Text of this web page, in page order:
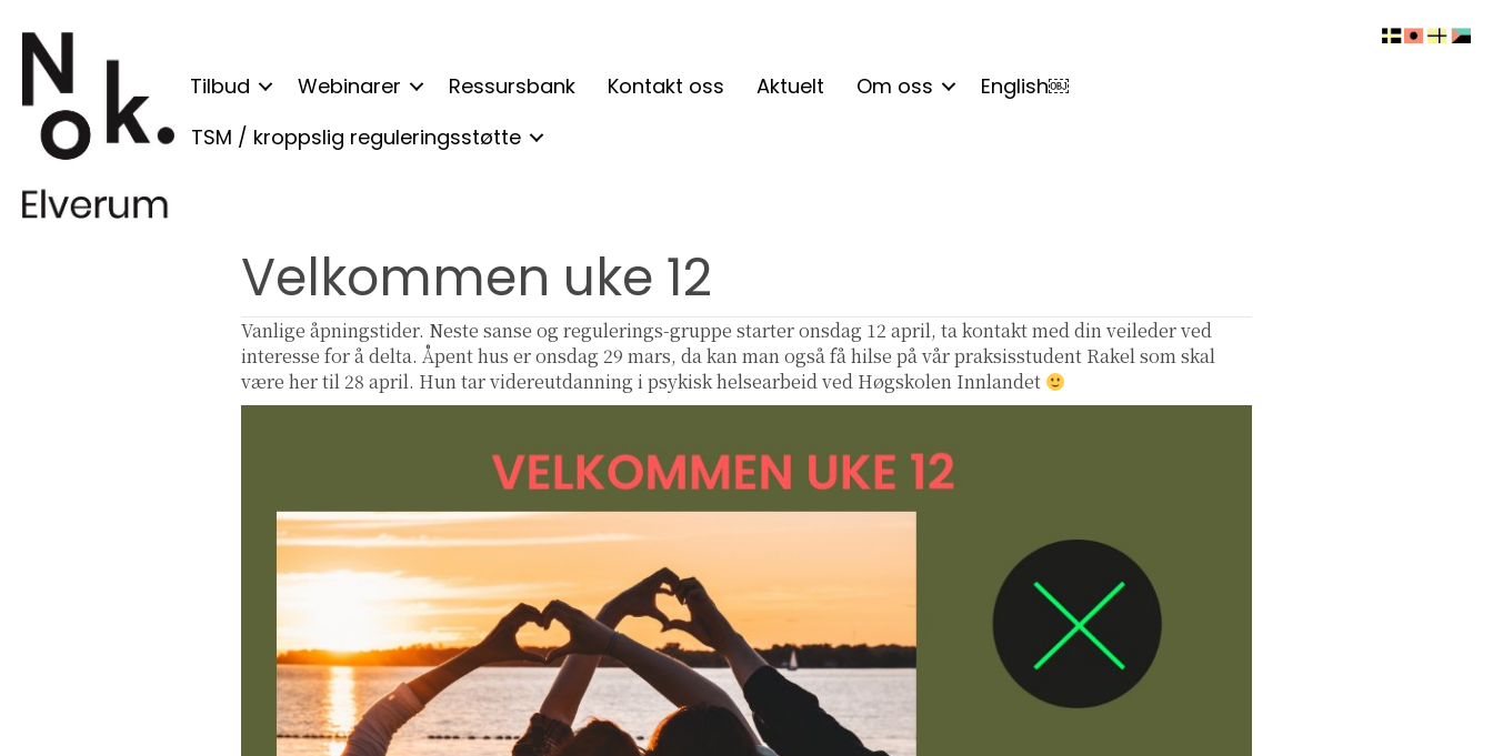
Tilbud Webinarer Ressursbank Kontakt oss Aktuelt Om oss
English￼
TSM / kroppslig reguleringsstøtte
Velkommen uke 12
Vanlige åpningstider. Neste sanse og regulerings-gruppe starter onsdag 12 april, ta kontakt med din veileder ved
interesse for å delta. Åpent hus er onsdag 29 mars, da kan man også få hilse på vår praksisstudent Rakel som skal
være her til 28 april. Hun tar videreutdanning i psykisk helsearbeid ved Høgskolen Innlandet